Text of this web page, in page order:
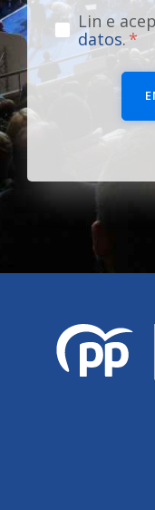
Lin e
datos.